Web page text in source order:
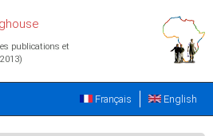
publications et
English
Français